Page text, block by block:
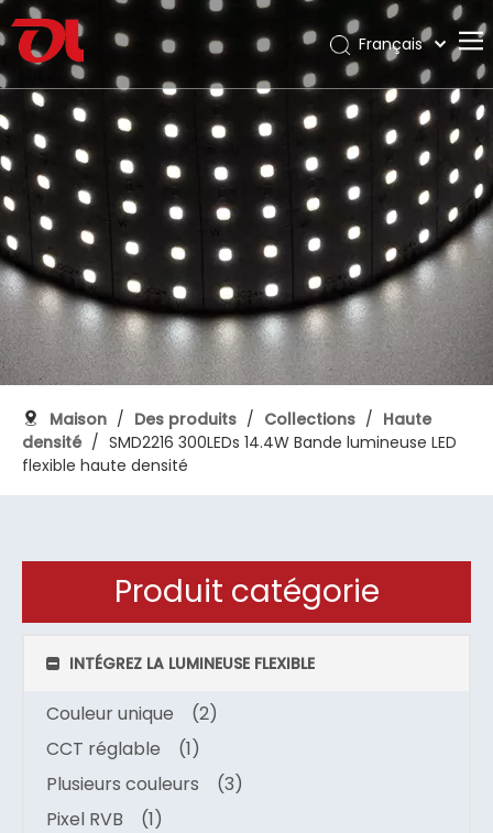
Maison
À propos de nous
Des produits
Application
Soutien
Télécharger
Blog
Contact
Français
العربية
Pусский
Español
Português
Deutsch
Italiano
日本語
한국어
Nederlands
Maison / Des produits / Collections / Haute
densité / SMD2216 300LEDs 14.4W Bande lumineuse LED
flexible haute densité
Produit catégorie
INTÉGREZ LA LUMINEUSE FLEXIBLE
Couleur unique
(2)
CCT réglable
(1)
Plusieurs couleurs
(3)
Pixel RVB
(1)